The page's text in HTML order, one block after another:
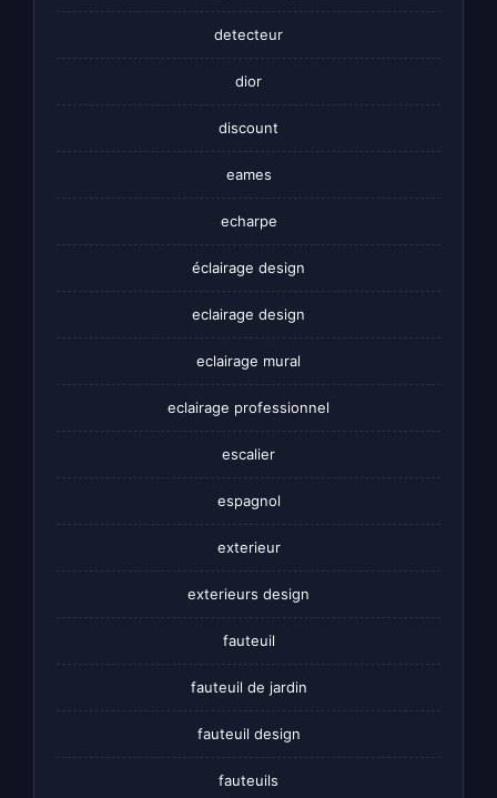
detecteur
dior
discount
eames
echarpe
éclairage design
eclairage design
eclairage mural
eclairage professionnel
escalier
espagnol
exterieur
exterieurs design
fauteuil
fauteuil de jardin
fauteuil design
fauteuils